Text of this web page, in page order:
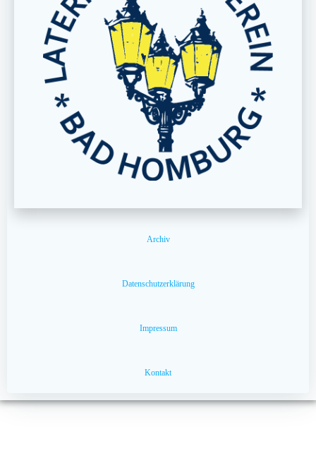
Archiv
Datenschutzerklärung
Impressum
Kontakt